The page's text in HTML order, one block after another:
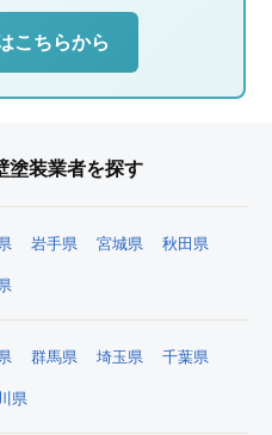
こちらから
塗装業者を探す
岩手県 宮城県 秋田県
群馬県 埼玉県 千葉県
県